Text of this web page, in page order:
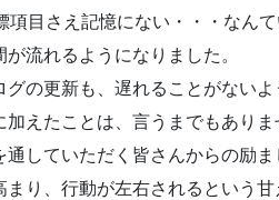
項目さえ記憶にない・・・なん
流れるようになりました。
の更新も、遅れることがないよ
えたことは、言うまでもありま
通していただく皆さんからの励
まり、行動が左右されるという